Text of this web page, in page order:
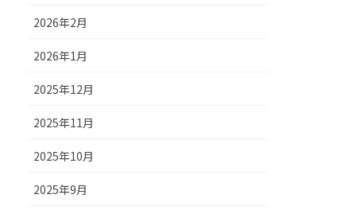
2026年2月
2026年1月
2025年12月
2025年11月
2025年10月
2025年9月